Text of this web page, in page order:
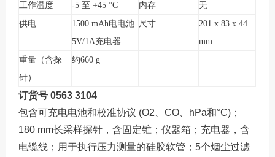
工作温度
-5 至+45°C 内存
无
供电
1500 mAh电电池
5V/1A充电器
尺寸
201 x 83 x 44
mm
重量（含探
针）
约660 g
订货号 0563 3104
包含可充电电池和校准协议 (O2、CO、hPa和°C)；
180 mm长采样探针，含固定锥；仪器箱；充电器，含
电缆线；用于执行压力测量的硅胶软管；5个烟尘过滤